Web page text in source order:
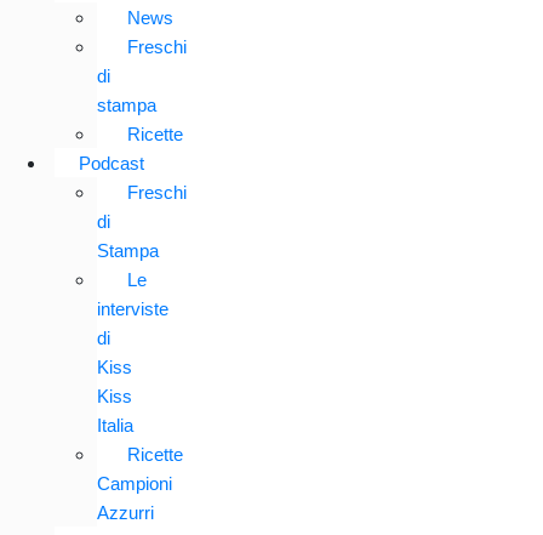
News
Freschi
di
stampa
Ricette
Podcast
Freschi
di
Stampa
Le
interviste
di
Kiss
Kiss
Italia
Ricette
Campioni
Azzurri